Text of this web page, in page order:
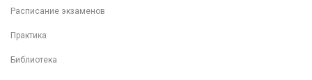
Расписание экзаменов
Практика
Библиотека